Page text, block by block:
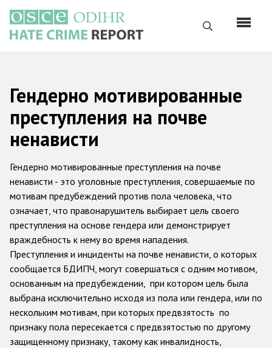
основному
содержанию
Поиск
Русский
Main
navigation
Главная
Наш мандат
Наша методология
Карта сайта
Часто задаваемые вопросы
Данные о преступлениях на почве ненависти
Racist and xenophobic hate crime
Anti-Roma hate crime
Anti-Semitic hate crime
Гендерно мотивированные
преступления на почве
ненависти
Гендерно мотивированные преступления на почве
ненависти - это уголовные преступления, совершаемые по
мотивам предубеждений против пола человека, что
означает, что правонарушитель выбирает цель своего
преступления на основе гендера или демонстрирует
враждебность к нему во время нападения.
Преступления и инциденты на почве ненависти, о которых
сообщается БДИПЧ, могут совершаться с одним мотивом,
основанным на предубеждении, при котором цель была
выбрана исключительно исходя из пола или гендера, или по
нескольким мотивам, при которых предвзятость по
признаку пола пересекается с предвзятостью по другому
защищенному признаку, такому как инвалидность,